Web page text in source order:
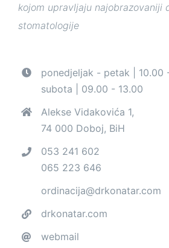
kojom upravljaju najobrazovaniji
stomatologije
ponedjeljak - petak | 10.00
subota | 09.00 - 13.00
Alekse Vidakovića 1,
74 000 Doboj, BiH
053 241 602
065 223 646
ordinacija@drkonatar.com
drkonatar.com
webmail